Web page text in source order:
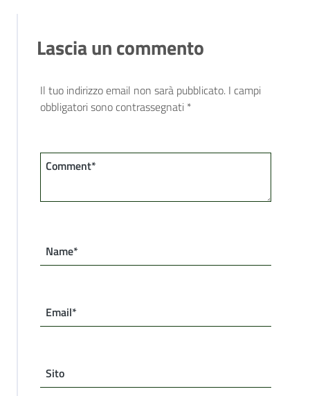
Lascia un commento
Il tuo indirizzo email non sarà pubblicato. I campi
obbligatori sono contrassegnati *
Comment*
Name*
Email*
Sito